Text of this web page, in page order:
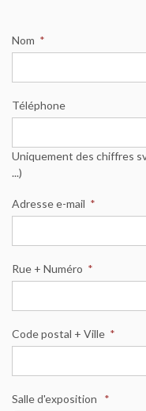
Nom *
Téléphone
Uniquement des chiffres
...)
Adresse e-mail *
Rue + Numéro *
Code postal + Ville *
Salle d'exposition *